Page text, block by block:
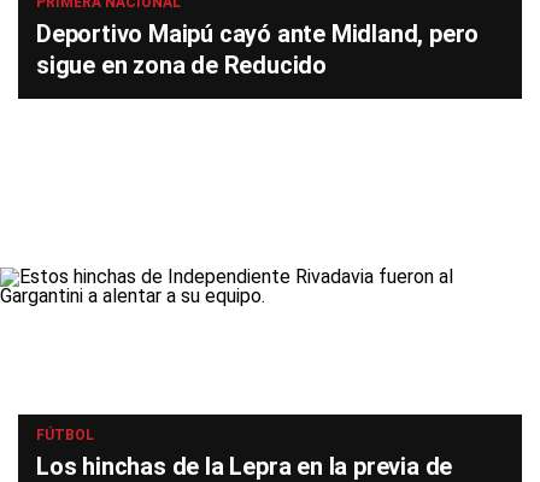
Deportivo Maipú cayó ante Midland, pero
sigue en zona de Reducido
FÚTBOL
Los hinchas de la Lepra en la previa de